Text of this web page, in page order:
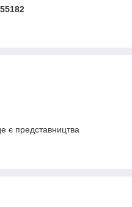
є представництва